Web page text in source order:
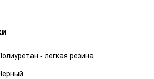
- легкая резина